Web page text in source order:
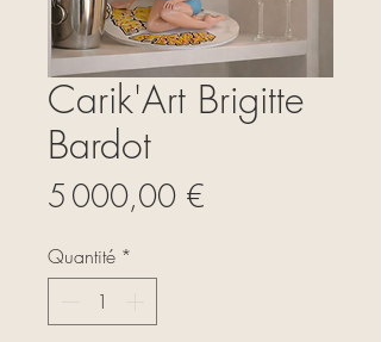
Carik'Art Brigitte
Bardot
5 000,00 €
Quantité *